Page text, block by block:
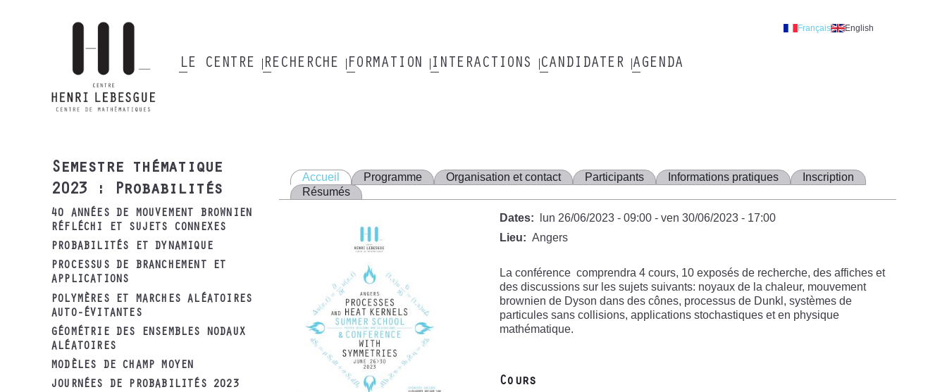
Français English
Main
LE CENTRE RECHERCHE FORMATION INTERACTIONS CANDIDATER AGENDA
Semestre thématique
2023 : Probabilités
40 ANNÉES DE MOUVEMENT BROWNIEN
RÉFLÉCHI ET SUJETS CONNEXES
PROBABILITÉS ET DYNAMIQUE
PROCESSUS DE BRANCHEMENT ET
APPLICATIONS
POLYMÈRES ET MARCHES ALÉATOIRES
AUTO-ÉVITANTES
GÉOMÉTRIE DES ENSEMBLES NODAUX
ALÉATOIRES
MODÈLES DE CHAMP MOYEN
JOURNÉES DE PROBABILITÉS 2023
Accueil Programme Organisation et contact Participants Informations pratiques
Inscription
Résumés
Dates lun 26/06/2023 - 09:00 -ven 30/06/2023 - 17:00
Lieu
Angers
La conférence comprendra 4 cours, 10 exposés de recherche, des affiches et
des discussions sur les sujets suivants: noyaux de la chaleur, mouvement
brownien de Dyson dans des cônes, processus de Dunkl, systèmes de
particules sans collisions, applications stochastiques et en physique
mathématique.
Cours